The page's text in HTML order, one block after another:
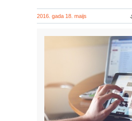
2016. gada 18. maijs